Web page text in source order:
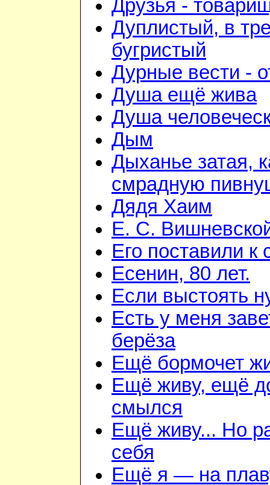
Друзья -
Дуплистый, в
бугристый
Дурные вести -
Душа ещё жива
Душа
Дым
Дыханье затая,
смрадную
Дядя Хаим
Е. С.
Его поставили к
Есенин, 80 лет.
Если выстоять
Есть у меня
берёза
Ещё бормочет
Ещё живу, ещё
смылся
Ещё живу... Но
себя
Ещё я — на